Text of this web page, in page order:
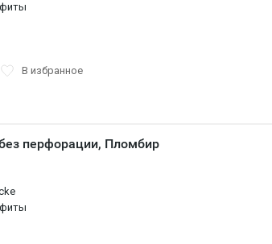
В избранное
перфорации, Пломбир